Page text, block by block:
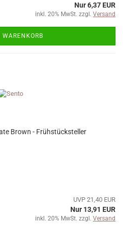
Nur 6,37 EUR
inkl. 20% MwSt. zzgl. Versand
Brown - Frühstücksteller
UVP 21,40 EUR
Nur 13,91 EUR
inkl. 20% MwSt. zzgl. Versand